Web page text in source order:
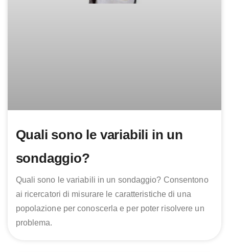
Quali sono le variabili in un
sondaggio?
Quali sono le variabili in un sondaggio? Consentono
ai ricercatori di misurare le caratteristiche di una
popolazione per conoscerla e per poter risolvere un
problema.